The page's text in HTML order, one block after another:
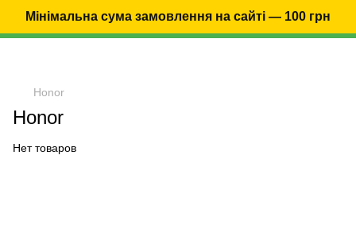
Мінімальна сума замовлення на сайті — 100 грн
Honor
Honor
Нет товаров